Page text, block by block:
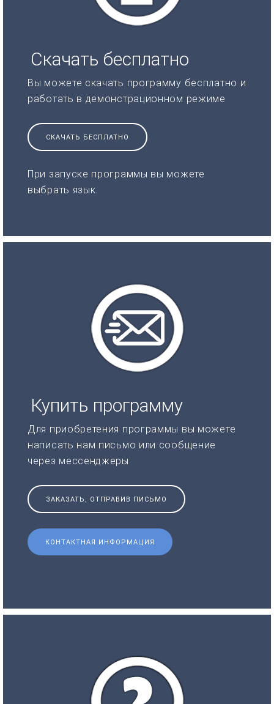
Скачать бесплатно
Вы можете скачать программу бесплатно и
работать в демонстрационном режиме
СКАЧАТЬ БЕСПЛАТНО
При запуске программы вы можете
выбрать язык.
Купить программу
Для приобретения программы вы можете
написать нам письмо или сообщение
через мессенджеры
ЗАКАЗАТЬ, ОТПРАВИВ ПИСЬМО
КОНТАКТНАЯ ИНФОРМАЦИЯ